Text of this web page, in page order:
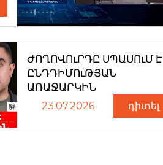
ԺՈՂՈՎՈւՐԴԸ ՍՊԱՍՈւՄ Է
ԸՆԴԴԻՄՈւԹՅԱՆ
ԱՌԱՋԱՐԿԻՆ
23.07.2026 դիտել